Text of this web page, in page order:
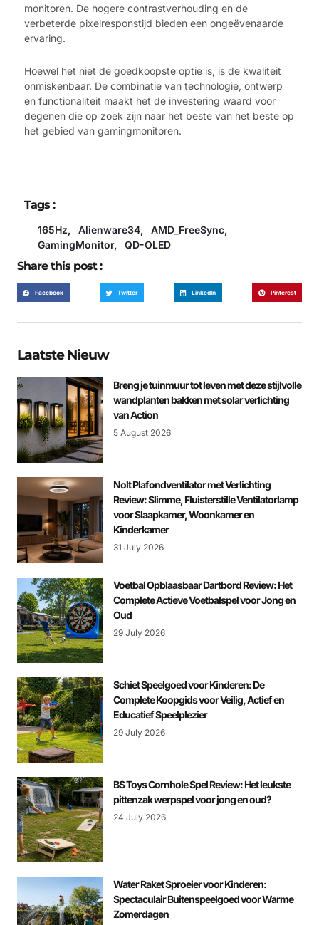
monitoren. De hogere contrastverhouding en de
verbeterde pixelresponstijd bieden een ongeëvenaarde
ervaring.
Hoewel het niet de goedkoopste optie is, is de kwaliteit
onmiskenbaar. De combinatie van technologie, ontwerp
en functionaliteit maakt het de investering waard voor
degenen die op zoek zijn naar het beste van het beste op
het gebied van gamingmonitoren.
165Hz, Alienware34, AMD_FreeSync,
GamingMonitor, QD-OLED
Tags :
Share this post :
Facebook Twitter LinkedIn Pinterest
Laatste Nieuw
Breng je tuinmuur tot leven met deze stijlvolle
wandplanten bakken met solar verlichting
van Action
5 August 2026
Nolt Plafondventilator met Verlichting
Review: Slimme, Fluisterstille Ventilatorlamp
voor Slaapkamer, Woonkamer en
Kinderkamer
31 July 2026
Voetbal Opblaasbaar Dartbord Review: Het
Complete Actieve Voetbalspel voor Jong en
Oud
29 July 2026
Schiet Speelgoed voor Kinderen: De
Complete Koopgids voor Veilig, Actief en
Educatief Speelplezier
29 July 2026
BS Toys Cornhole Spel Review: Het leukste
pittenzak werpspel voor jong en oud?
24 July 2026
Water Raket Sproeier voor Kinderen:
Spectaculair Buitenspeelgoed voor Warme
Zomerdagen